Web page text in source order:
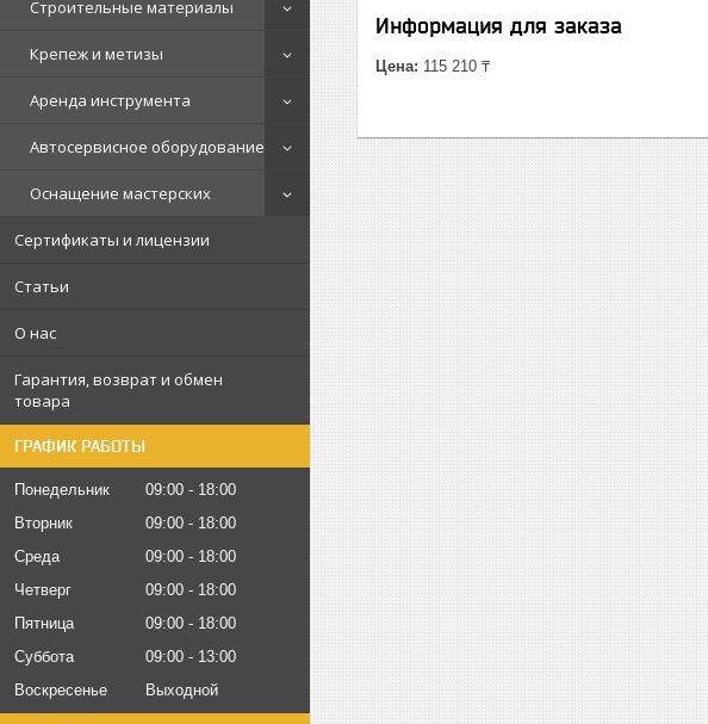
Строительные материалы
Крепеж и метизы
Аренда инструмента
Автосервисное оборудование
Оснащение мастерских
Сертификаты и лицензии
Статьи
О нас
Гарантия, возврат и обмен
товара
ГРАФИК РАБОТЫ
Понедельник 09:00
18:00
Вторник
09:00
18:00
Среда
09:00
18:00
Четверг
09:00
18:00
Пятница
09:00
18:00
Суббота
09:00
13:00
Воскресенье
Выходной
Информация для заказа
Цена: 115 210 ₸